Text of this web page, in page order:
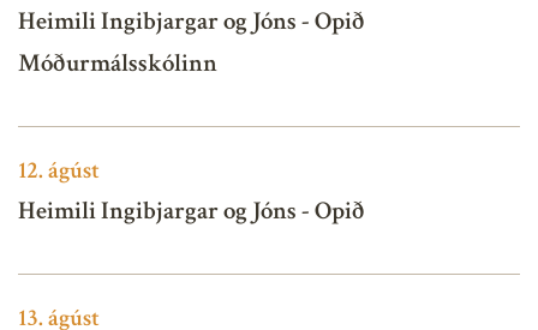
Heimili Ingibjargar og Jóns - Opið
Móðurmálsskólinn
12.ágúst
Heimili Ingibjargar og Jóns - Opið
13.ágúst